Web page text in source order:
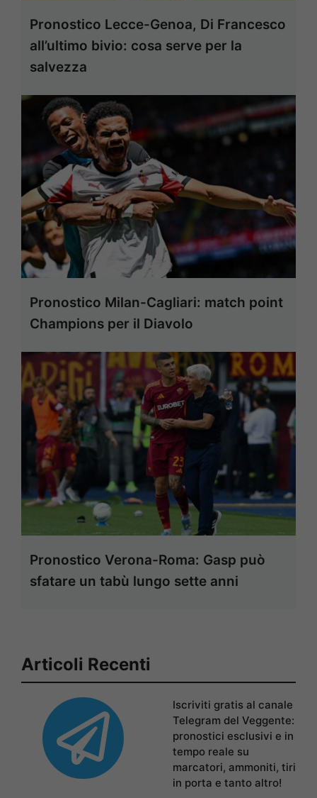
Pronostico Lecce-Genoa, Di Francesco
all’ultimo bivio: cosa serve per la
salvezza
Pronostico Milan-Cagliari: match point
Champions per il Diavolo
Pronostico Verona-Roma: Gasp può
sfatare un tabù lungo sette anni
Articoli Recenti
Iscriviti gratis al canale
Telegram del Veggente:
pronostici esclusivi e in
tempo reale su
marcatori, ammoniti, tiri
in porta e tanto altro!